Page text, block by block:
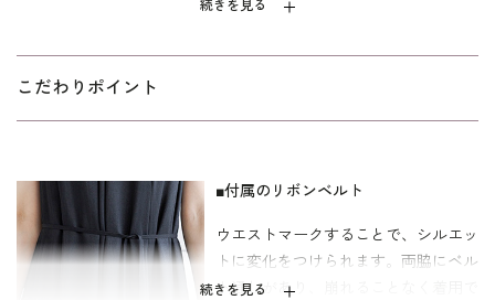
続きを見る
効果を演出。分量感がありながらも、すっきりとしたシルエット
でバランスよくご着用いただける一着です。
気をお楽しみいただけます。
結婚式やお顔合わせ、クルーズ・お食事会・式典など、フォーマ
ルからきれいめなシーンまで幅広く活躍する、着回し力の高いア
6410838-00)とのコーディネートもおすすめ
こだわりポイント
続きを見る
■付属のリボンベルト
ウエストマークすることで、シルエッ
トに変化をつけられます。両脇にベル
ト通しがあり、崩れることなく着用で